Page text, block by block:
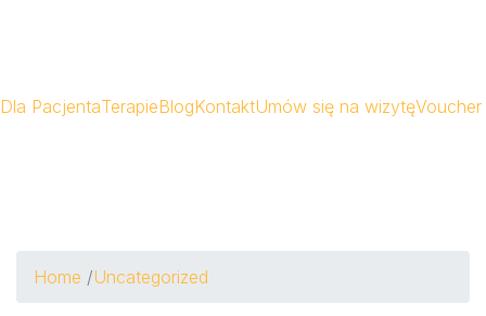
Dla PacjentaTerapieBlogKontaktUmów się na wizytęVoucher
Home /Uncategorized